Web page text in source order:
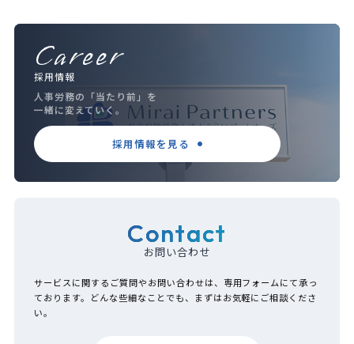
Career
採用情報
人事労務の「当たり前」を
一緒に変えていく。
採用情報を見る
Contact
お問い合わせ
サービスに関するご質問やお問い合わせは、専用フォームにて承っ
ております。どんな些細なことでも、まずはお気軽にご相談くださ
い。